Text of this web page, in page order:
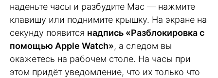
наденьте часы и разбудите Mac — нажмите
клавишу или поднимите крышку. На экране на
секунду появится надпись «Разблокировка с
помощью Apple Watch», а следом вы
окажетесь на рабочем столе. На часы при
этом придёт уведомление, что их только что